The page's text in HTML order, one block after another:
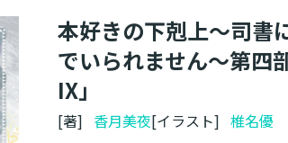
本好きの下剋上～司書
でいられません～第四
IX」
[著] 香月美夜[イラスト]椎名優